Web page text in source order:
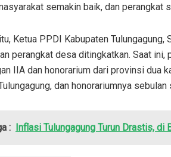
semakin baik, dan perangkat
Ketua PPDI Kabupaten Tulungagung,
perangkat desa ditingkatkan. Saat
IIA dan honorarium dari provinsi dua
dan honorariumnya sebulan
: Inflasi Tulungagung Turun Drastis,